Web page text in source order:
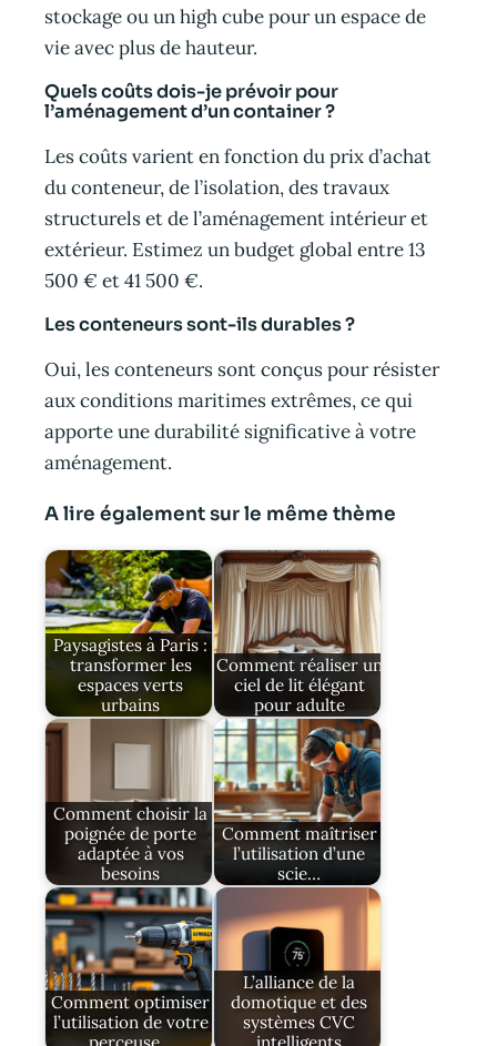
stockage ou un high cube pour un espace de
vie avec plus de hauteur.
Quels coûts dois-je prévoir pour
l’aménagement d’un container ?
Les coûts varient en fonction du prix d’achat
du conteneur, de l’isolation, des travaux
structurels et de l’aménagement intérieur et
extérieur. Estimez un budget global entre 13
500 € et 41 500 €.
Les conteneurs sont-ils durables ?
Oui, les conteneurs sont conçus pour résister
aux conditions maritimes extrêmes, ce qui
apporte une durabilité significative à votre
aménagement.
A lire également sur le même thème
Paysagistes à Paris :
transformer les
espaces verts
urbains
Comment réaliser un
ciel de lit élégant
pour adulte
Comment choisir la
poignée de porte
adaptée à vos
besoins
Comment maîtriser
l’utilisation d’une
scie…
Comment optimiser
l’utilisation de votre
L’alliance de la
domotique et des
systèmes CVC